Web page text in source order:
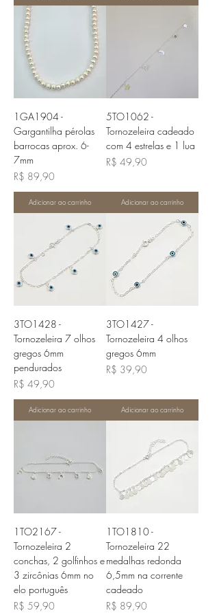
1GA1904 -
Gargantilha pérolas
barrocas aprox. 6-
7mm
Preço
R$ 89,90
Adicionar ao carrinho
5TO1062 -
Tornozeleira cadeado
com 4 estrelas e 1 lua
Preço
R$ 49,90
Adicionar ao carrinho
3TO1428 -
Tornozeleira 7 olhos
gregos 6mm
pendurados
Preço
R$ 49,90
Adicionar ao carrinho
3TO1427 -
Tornozeleira 4 olhos
gregos 6mm
Preço
R$ 39,90
Adicionar ao carrinho
1TO2167 -
Tornozeleira 2
conchas, 2 golfinhos e
3 zircônias 6mm no
elo português
Preço
R$ 59,90
1TO1810 -
Tornozeleira 22
medalhas redonda
6,5mm na corrente
cadeado
Preço
R$ 89,90